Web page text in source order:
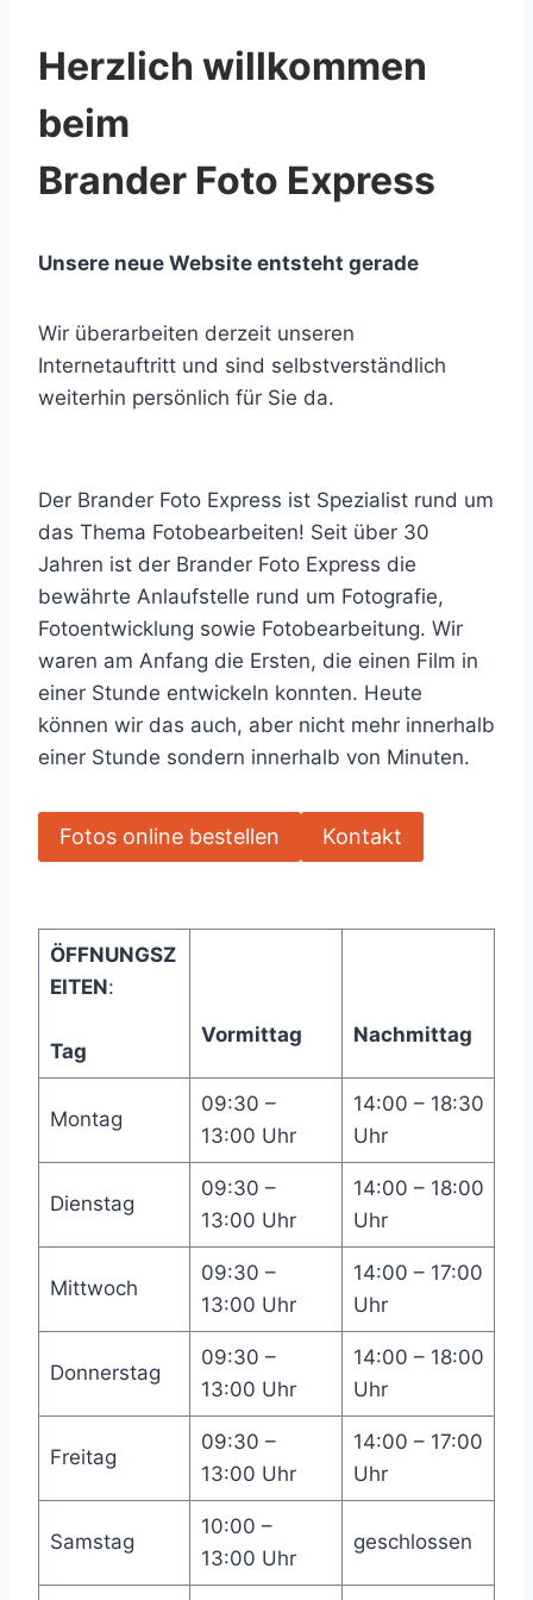
Herzlich willkommen
beim
Brander Foto Express
Unsere neue Website entsteht gerade
Wir überarbeiten derzeit unseren
Internetauftritt und sind selbstverständlich
weiterhin persönlich für Sie da.
Der Brander Foto Express ist Spezialist rund um
das Thema Fotobearbeiten! Seit über 30
Jahren ist der Brander Foto Express die
bewährte Anlaufstelle rund um Fotografie,
Fotoentwicklung sowie Fotobearbeitung. Wir
waren am Anfang die Ersten, die einen Film in
einer Stunde entwickeln konnten. Heute
können wir das auch, aber nicht mehr innerhalb
einer Stunde sondern innerhalb von Minuten.
Fotos online bestellen Kontakt
ÖFFNUNGSZ
EITEN:
Tag
Vormittag Nachmittag
Montag
09:30 –
13:00 Uhr
14:00 – 18:30
Uhr
Dienstag
09:30 –
13:00 Uhr
14:00 – 18:00
Uhr
Mittwoch
09:30 –
13:00 Uhr
14:00 – 17:00
Uhr
Donnerstag
09:30 –
13:00 Uhr
14:00 – 18:00
Uhr
Freitag
09:30 –
13:00 Uhr
14:00 – 17:00
Uhr
Samstag
10:00 –
13:00 Uhr
geschlossen